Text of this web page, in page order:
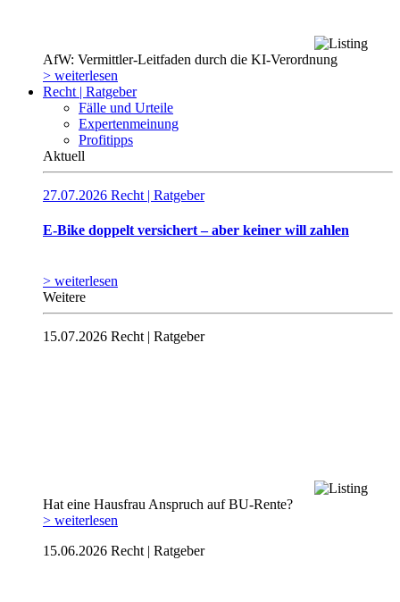
AfW: Vermittler-Leitfaden durch die KI-Verordnung
> weiterlesen
Recht | Ratgeber
Fälle und Urteile
Expertenmeinung
Profitipps
Aktuell
27.07.2026 Recht | Ratgeber
E-Bike doppelt versichert – aber keiner will zahlen
> weiterlesen
Weitere
15.07.2026 Recht | Ratgeber
Hat eine Hausfrau Anspruch auf BU-Rente?
> weiterlesen
15.06.2026 Recht | Ratgeber